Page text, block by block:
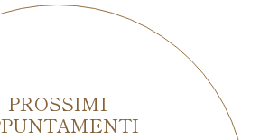
PROSSIMI